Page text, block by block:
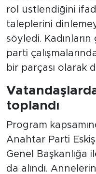
rol üstlendiğini
taleplerini
söyledi.
parti
bir parçası olarak
toplandı
Program
Anahtar Parti
Genel Başkanlığa
da alındı.